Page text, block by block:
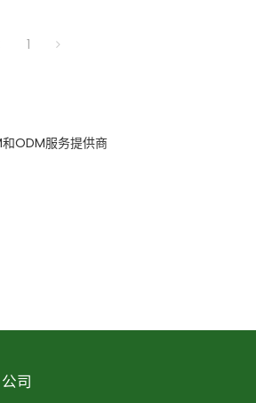
1
和ODM服务提供商
公司